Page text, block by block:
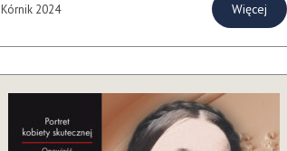
Kórnik 2024 Więcej